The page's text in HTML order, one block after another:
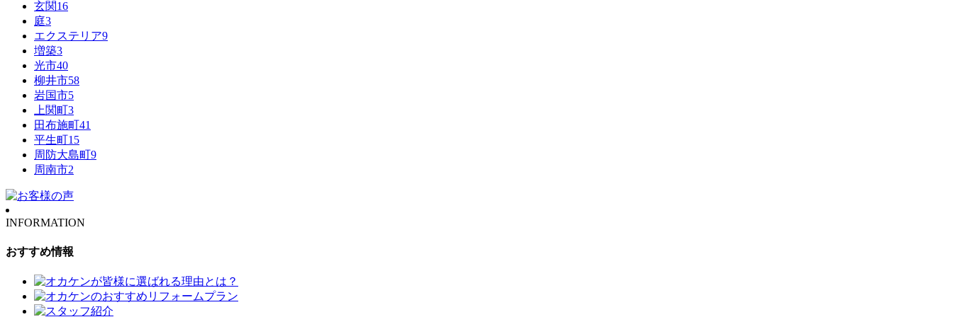
玄関16
庭3
エクステリア9
増築3
光市40
柳井市58
岩国市5
上関町3
田布施町41
平生町15
周防大島町9
周南市2
INFORMATION
おすすめ情報